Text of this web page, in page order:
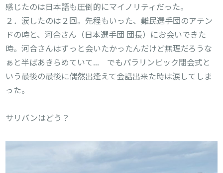
感じたのは日本語も圧倒的にマイノリティだった。
２．涙したのは２回。先程もいった、難民選手団のアテン
ドの時と、河合さん（日本選手団 団長）にお会いできた
時。河合さんはずっと会いたかったんだけど無理だろうな
ぁと半ばあきらめていて...　でもパラリンピック閉会式と
いう最後の最後に偶然出逢えて会話出来た時は涙してしま
った。
サリバンはどう？